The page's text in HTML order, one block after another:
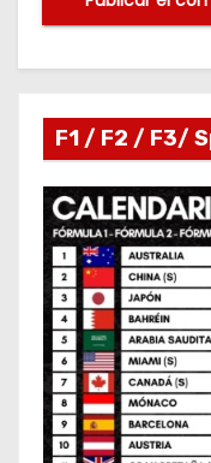
F1 / F2 / F3/